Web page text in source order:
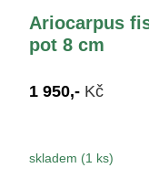
Ariocarpus
pot 8 cm
1 950,- Kč
skladem (1 ks)